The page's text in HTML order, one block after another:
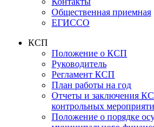
Общественная приемная
ЕГИССО
КСП
Положение о КСП
Руководитель
Регламент КСП
План работы на год
Отчеты и заключения
контрольных
Положение о порядке